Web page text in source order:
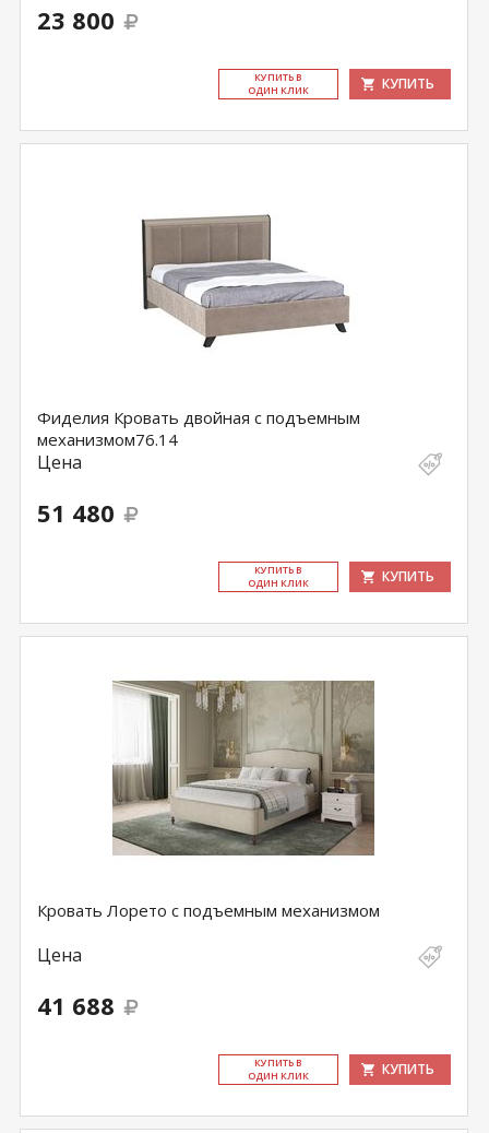
23 800
КУ­ПИТЬ В
ОДИН КЛИК
КУПИТЬ
Фиделия Кровать двойная с подъемным
механизмом76.14
Цена
51 480
КУ­ПИТЬ В
ОДИН КЛИК
КУПИТЬ
Кровать Лорето с подъемным механизмом
Цена
41 688
КУ­ПИТЬ В
ОДИН КЛИК
КУПИТЬ